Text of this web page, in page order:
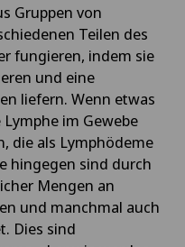
Gruppen von
Teilen des
fungieren, indem sie
und eine
liefern. Wenn etwas
im Gewebe
die als Lymphödeme
hingegen sind durch
Mengen an
und manchmal auch
Dies sind